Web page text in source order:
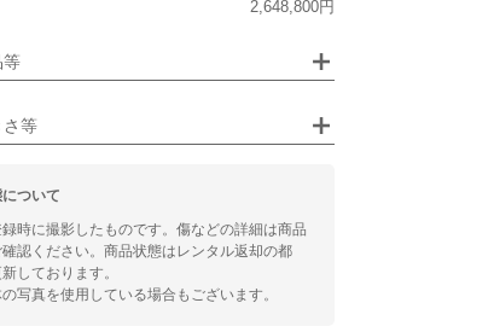
2,648,800円
等
さ等
ビジネス
ついて
録時に撮影したものです。傷などの詳細は商品
認ください。商品状態はレンタル返却の都
しております。
写真を使用している場合もございます。